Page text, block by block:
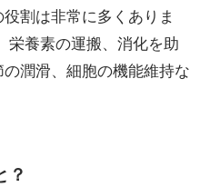
割は非常に多くありま
栄養素の運搬、消化を助
潤滑、細胞の機能維持な
？